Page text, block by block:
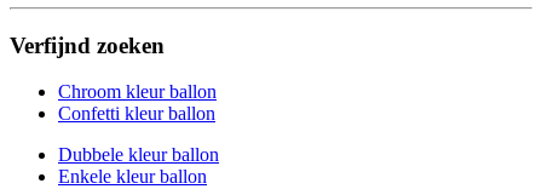
Verfijnd zoeken
Chroom kleur ballon
Confetti kleur ballon
Dubbele kleur ballon
Enkele kleur ballon